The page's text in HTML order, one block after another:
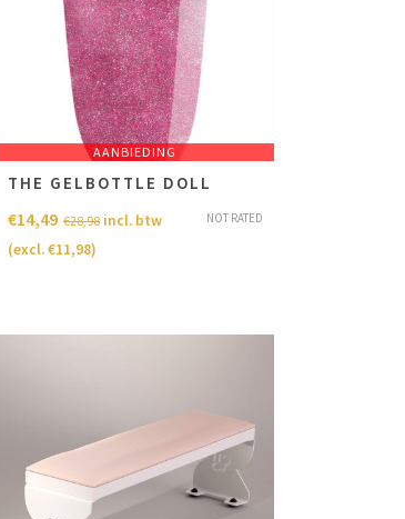
AANBIEDING
THE GELBOTTLE DOLL
NOT RATED
€28,98
€14,49
incl. btw
(excl.€11,98)